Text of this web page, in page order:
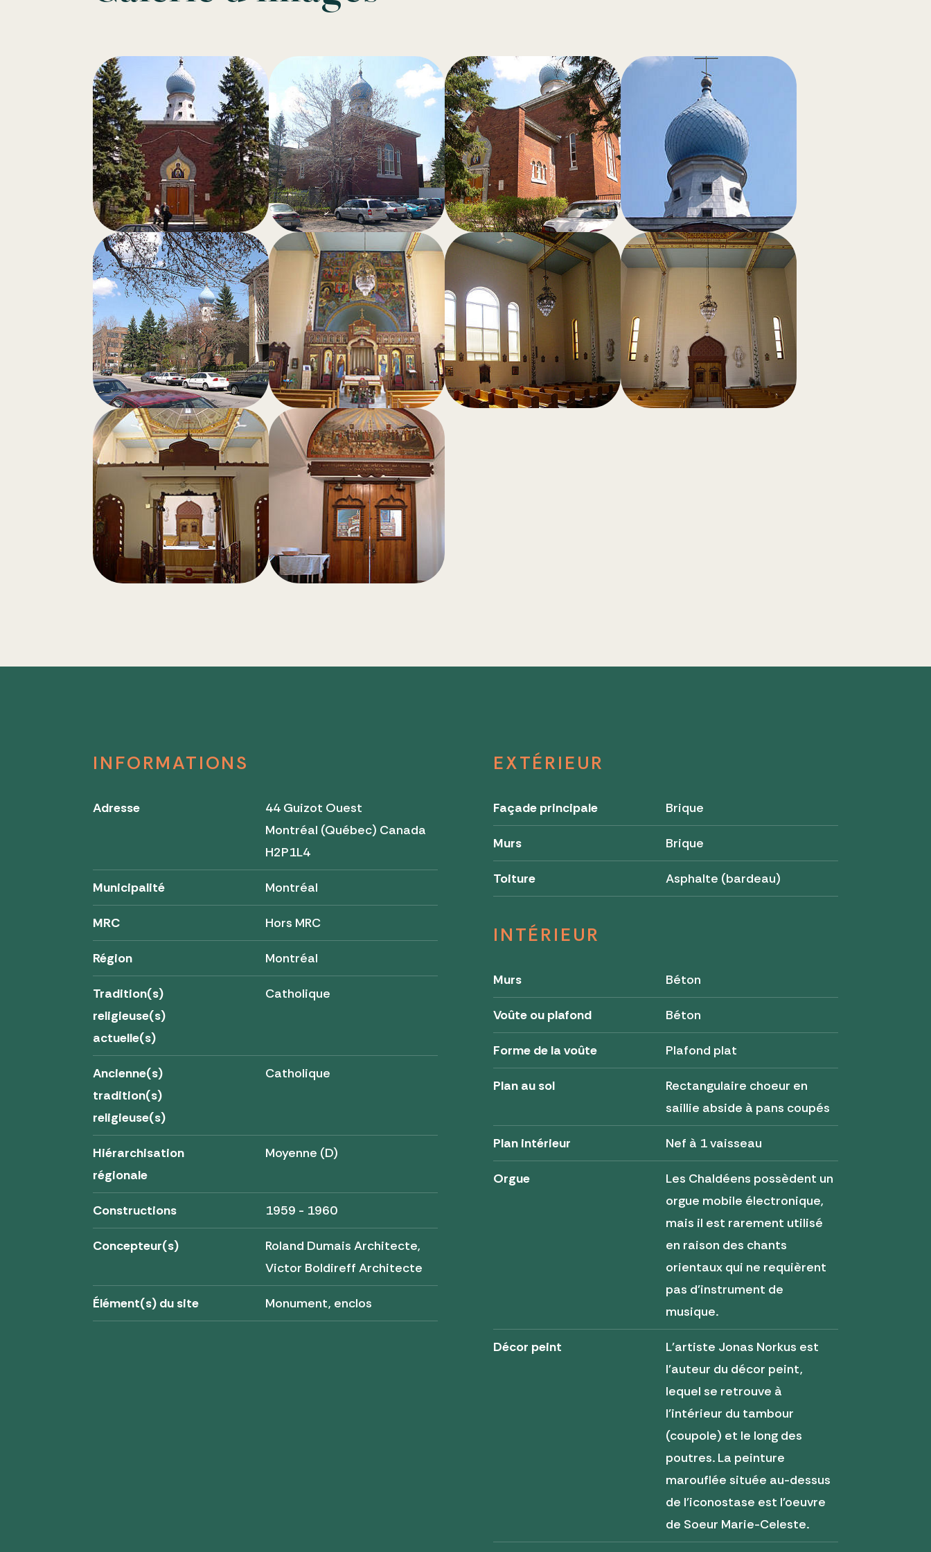
INFORMATIONS
Adresse
44 Guizot Ouest
Montréal (Québec) Canada
H2P1L4
Municipalité Montréal
MRC Hors MRC
Région Montréal
Tradition(s)
religieuse(s)
actuelle(s)
Catholique
Ancienne(s)
tradition(s)
religieuse(s)
Catholique
Hiérarchisation
régionale
Moyenne (D)
Constructions 1959 - 1960
Concepteur(s)
Roland Dumais Architecte,
Victor Boldireff Architecte
Élément(s) du site Monument, enclos
EXTÉRIEUR
Façade principale Brique
Murs Brique
Toiture Asphalte (bardeau)
INTÉRIEUR
Murs Béton
Voûte ou plafond Béton
Forme de la voûte Plafond plat
Plan au sol
Rectangulaire choeur en
saillie abside à pans coupés
Plan intérieur Nef à 1 vaisseau
Orgue
Les Chaldéens possèdent un
orgue mobile électronique,
mais il est rarement utilisé
en raison des chants
orientaux qui ne requièrent
pas d'instrument de
musique.
Décor peint
L'artiste Jonas Norkus est
l'auteur du décor peint,
lequel se retrouve à
l'intérieur du tambour
(coupole) et le long des
poutres. La peinture
marouflée située au-dessus
de l'iconostase est l'oeuvre
de Soeur Marie-Celeste.